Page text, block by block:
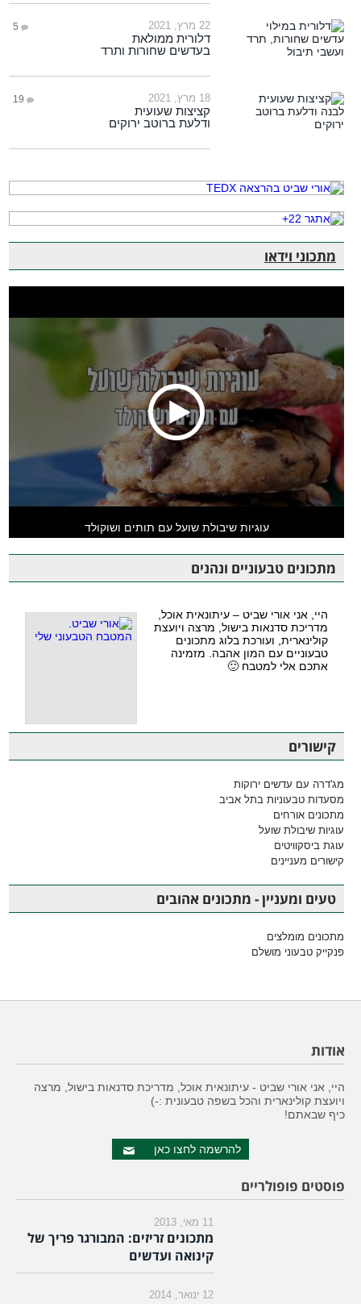
22 מרץ, 2021 5
דלורית ממולאת
בעדשים שחורות ותרד
18 מרץ, 2021 19
קציצות שעועית
ודלעת ברוטב ירוקים
מתכוני וידאו
עוגיות שיבולת שועל עם תותים ושוקולד
מתכונים טבעוניים ונהנים
היי, אני אורי שביט – עיתונאית אוכל,
מדריכת סדנאות בישול, מרצה ויועצת
קולינארית, ועורכת בלוג מתכונים
טבעוניים עם המון אהבה. מזמינה
אתכם אלי למטבח 🙂
קישורים
מג'דרה עם עדשים ירוקות
מסעדות טבעוניות בתל אביב
מתכונים אורחים
עוגיות שיבולת שועל
עוגת ביסקוויטים
קישורים מעניינים
טעים ומעניין - מתכונים אהובים
מתכונים מומלצים
פנקייק טבעוני מושלם
אודות
היי, אני אורי שביט - עיתונאית אוכל, מדריכת סדנאות בישול, מרצה
ויועצת קולינארית והכל בשפה טבעונית :-)
כיף שבאתם!
להרשמה לחצו כאן
פוסטים פופולריים
11 מאי, 2013
מתכונים זריזים: המבורגר פריך של
קינואה ועדשים
12 ינואר, 2014